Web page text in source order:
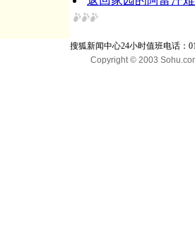
搜狐新闻中心24小时值班电话：
Copyright © 2003